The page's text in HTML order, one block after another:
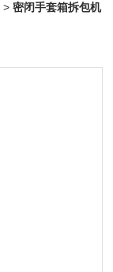
>密闭手套箱拆包机